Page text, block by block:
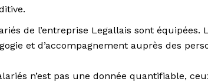
de l’entreprise Legallais sont
et d’accompagnement auprès des
n’est pas une donnée quantifiable,